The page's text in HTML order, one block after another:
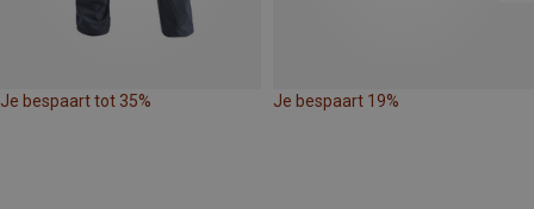
Je bespaart tot 35% Je bespaart 19%